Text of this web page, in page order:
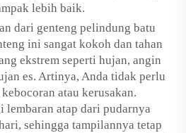
lebih baik.
dari genteng pelindung batu
ini sangat kokoh dan tahan
ekstrem seperti hujan, angin
es. Artinya, Anda tidak perlu
atau kerusakan.
lembaran atap dari pudarnya
sehingga tampilannya tetap